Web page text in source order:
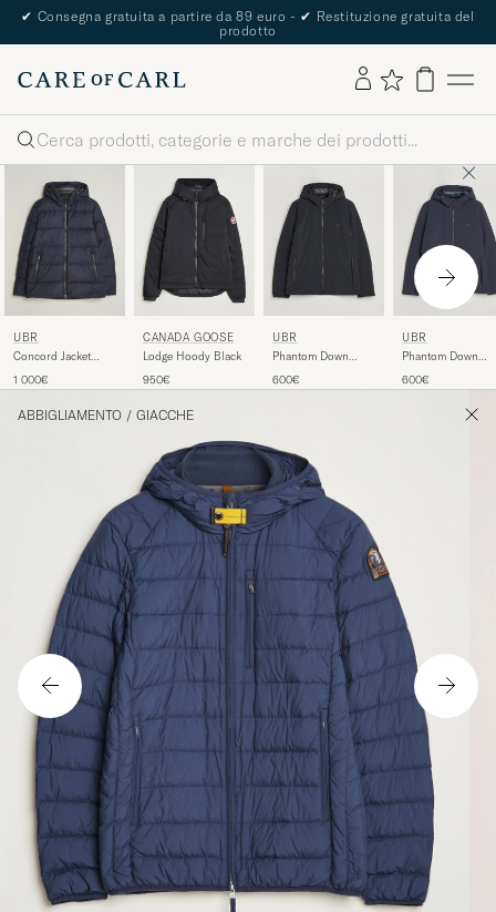
✔ Consegna gratuita a partire da 89 euro - ✔ Restituzione gratuita del
prodotto
Cerca
UBR
Concord Jacket
Wool
1 000€
CANADA GOOSE
Lodge Hoody Black
950€
UBR
Phantom Down
600€
UBR
Phantom Down
600€
ABBIGLIAMENTO / GIACCHE